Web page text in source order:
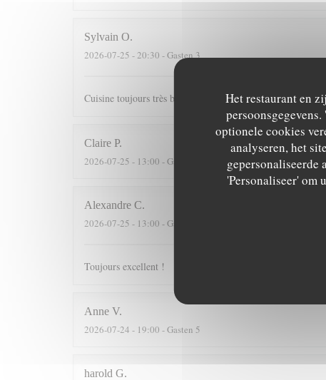
Het restaurant en
optionele cookies
analyseren, het
gepersonaliseerde
'Personaliseer' om
Sylvain O
2026-07-25 - 20:30 - Gasten 3
Cuisine toujours très bonne dans un cadre agréable
Claire P
2026-07-25 - 13:00 - Gasten 9
Alexandre C
2026-07-25 - 13:00 - Gasten 3
Toujours excellent !
Anne V
2026-07-24 - 19:00 - Gasten 5
harold G